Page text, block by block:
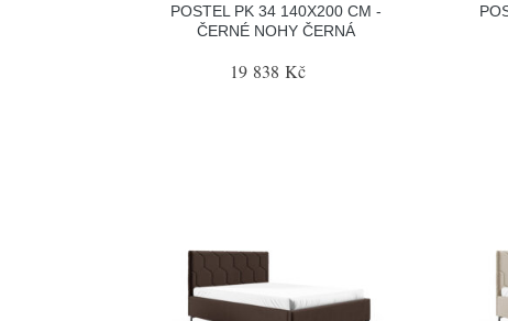
POSTEL PK 34 140X200 CM -
ČERNÉ NOHY ČERNÁ
19 838 Kč